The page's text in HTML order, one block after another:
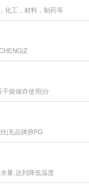
化工，材料，制药等
燥储存使用|分
|无品牌|BPG
量,达到降低温度